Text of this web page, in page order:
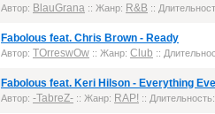
Автор: BlauGrana :: Жанр: R&B ::
Fabolous feat. Chris Brown - Ready
Автор: TOrreswOw :: Жанр: Club ::
Fabolous feat. Keri Hilson - Everything
Автор: -TabreZ- :: Жанр: RAP! ::